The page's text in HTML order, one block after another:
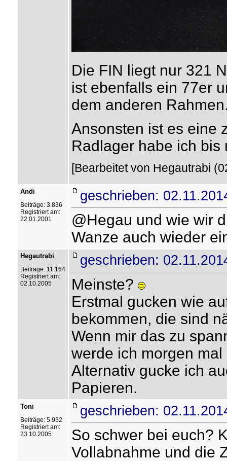
Die FIN liegt nur 321
ist ebenfalls ein 77er
dem anderen
Ansonsten ist es eine
Radlager habe ich bis
[Bearbeitet von Hegautrabi
Andi
Beiträge: 3.836
Registriert am:
22.01.2001
geschrieben:
@Hegau und wie wir
Wanze auch wieder
Hegautrabi
Beiträge: 11.164
Registriert am:
02.10.2005
geschrieben:
Meinste?
Erstmal gucken wie
bekommen, die sind
Wenn mir das zu
werde ich morgen mal
Alternativ gucke ich
Papieren.
Toni
Beiträge: 5.932
Registriert am:
23.10.2005
geschrieben:
So schwer bei euch?
Vollabnahme und die